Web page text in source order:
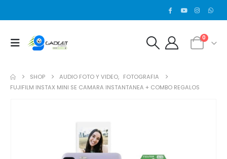
0
SHOP AUDIO FOTO Y VIDEO, FOTOGRAFIA
FUJIFILM INSTAX MINI SE CAMARA INSTANTANEA + COMBO REGALOS